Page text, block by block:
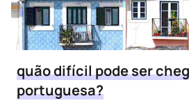
quão difícil pode ser
portuguesa?